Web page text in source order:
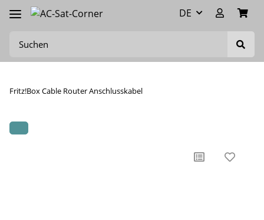
DE
Fritz!Box Cable Router Anschlusskabel